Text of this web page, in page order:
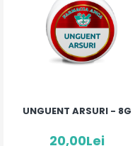
UNGUENT ARSURI - 8G
20,00Lei